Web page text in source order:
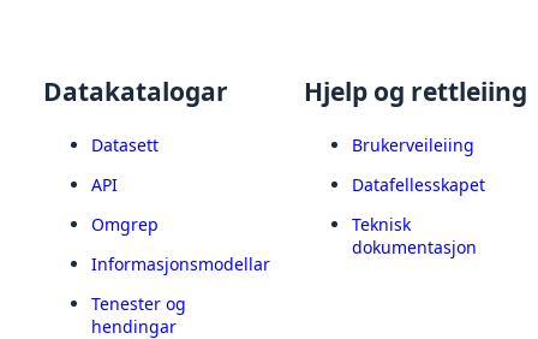
Datakatalogar
Datasett
API
Omgrep
Informasjonsmodellar
Tenester og
hendingar
Hjelp og rettleiing
Brukerveileiing
Datafellesskapet
Teknisk
dokumentasjon